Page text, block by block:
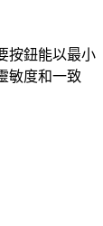
按鈕能以最小
敏度和一致